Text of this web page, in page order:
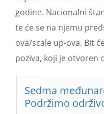
godine. Nacionalni
te će se na njemu
ova/scale up-ova. Bit
poziva, koji je otvoren
Sedma
Podržimo